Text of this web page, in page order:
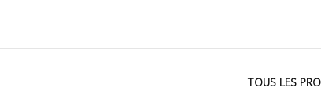
Cam'O –TOUS LES